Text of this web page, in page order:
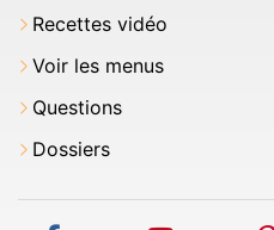
Recettes vidéo
Voir les menus
Questions
Dossiers